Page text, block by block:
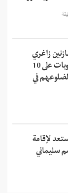
زاغري
تطالب بفرض عقوبات على 10
في
لإقامة
سليماني